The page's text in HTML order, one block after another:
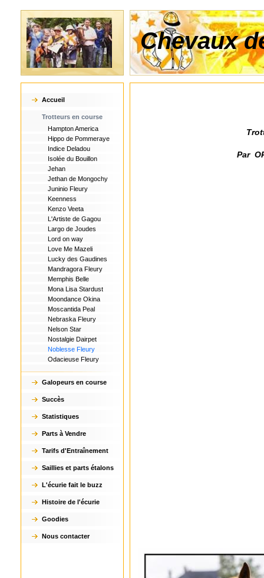
Chevaux
Accueil
Trotteurs en course
Hampton America
Hippo de Pommeraye
Indice Deladou
Isolée du Bouillon
Jehan
Jethan de Mongochy
Juninio Fleury
Keenness
Kenzo Veeta
L'Artiste de Gagou
Largo de Joudes
Lord on way
Love Me Mazeli
Lucky des Gaudines
Mandragora Fleury
Memphis Belle
Mona Lisa Stardust
Moondance Okina
Moscantida Peal
Nebraska Fleury
Nelson Star
Nostalgie Dairpet
Noblesse Fleury
Odacieuse Fleury
Galopeurs en course
Succès
Statistiques
Parts à Vendre
Tarifs d'Entraînement
Saillies et parts étalons
L'écurie fait le buzz
Histoire de l'écurie
Goodies
Nous contacter
Par